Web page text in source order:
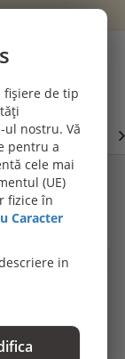
Cont
Viziteaza
rapid
tale!
(trafic
fișiere de tip
nostru. Vă
pentru a
cele mai
(UE)
fizice în
Caracter
in